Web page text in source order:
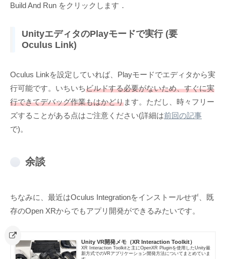
Build And Run をクリックします．
UnityエディタのPlayモードで実行 (要
Oculus Link)
Oculus Linkを設定していれば、Playモードでエディタから実
行可能です。いちいちビルドする必要がないため、すぐに実
行できてデバッグ作業もはかどります。ただし、時々フリー
ズすることがある点はご注意ください(詳細は前回の記事
で)。
余談
ちなみに、最近はOculus Integrationをインストールせず、既
存のOpen XRからでもアプリ開発ができるみたいです。
Unity VR開発メモ（XR Interaction Toolkit）
XR Interaction Toolkitと主にOpenXR Pluginを使用したUnity最
新方式でのVRアプリケーション開発方法についてまとめていま